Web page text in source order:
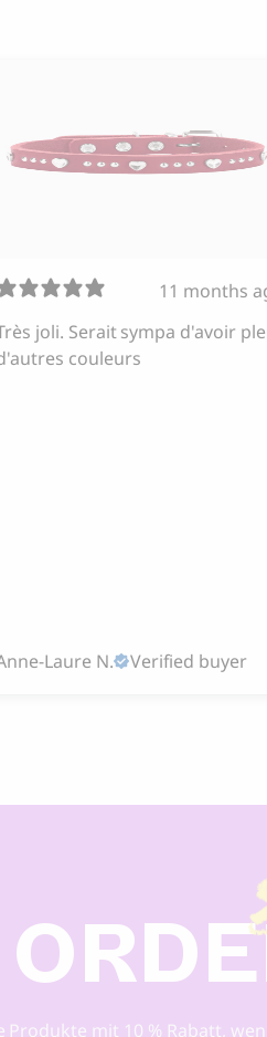
11 months
joli. Serait sympa d'avoir
couleurs
Laure N. Verified buyer
Produkte mit 10 % Rabatt,